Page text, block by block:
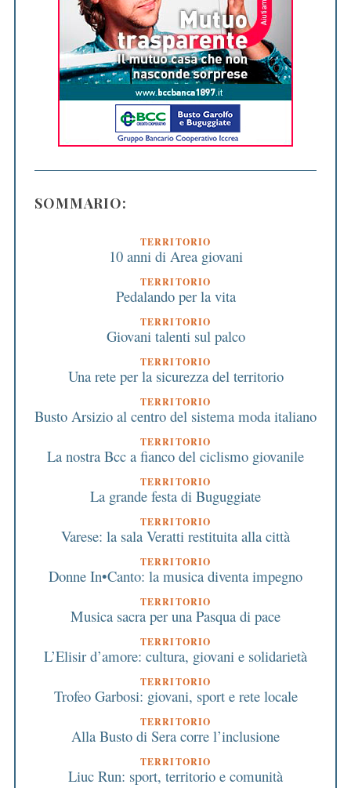
SOMMARIO:
TERRITORIO
10 anni di Area giovani
TERRITORIO
Pedalando per la vita
TERRITORIO
Giovani talenti sul palco
TERRITORIO
Una rete per la sicurezza del territorio
TERRITORIO
Busto Arsizio al centro del sistema moda italiano
TERRITORIO
La nostra Bcc a fianco del ciclismo giovanile
TERRITORIO
La grande festa di Buguggiate
TERRITORIO
Varese: la sala Veratti restituita alla città
TERRITORIO
Donne In•Canto: la musica diventa impegno
TERRITORIO
Musica sacra per una Pasqua di pace
TERRITORIO
L’Elisir d’amore: cultura, giovani e solidarietà
TERRITORIO
Trofeo Garbosi: giovani, sport e rete locale
TERRITORIO
Alla Busto di Sera corre l’inclusione
TERRITORIO
Liuc Run: sport, territorio e comunità